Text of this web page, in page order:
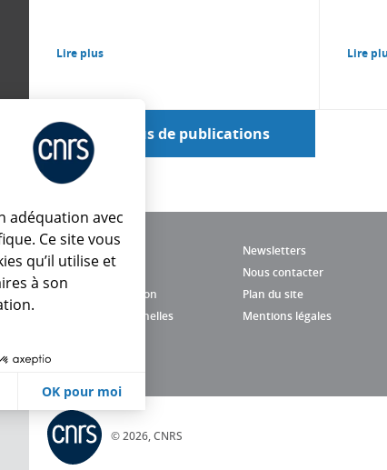
Lire plus Lire
Voir plus de publications
Newsletters
Nous contacter
Charte d'utilisation
Plan du site
Données personnelles
Mentions légales
© 2026, CNRS
adéquation avec
Ce site vous
qu’il utilise et
à son
OK pour moi
: Personnalisez vos Options
et de gérer vos paramètres de confidentialité, en